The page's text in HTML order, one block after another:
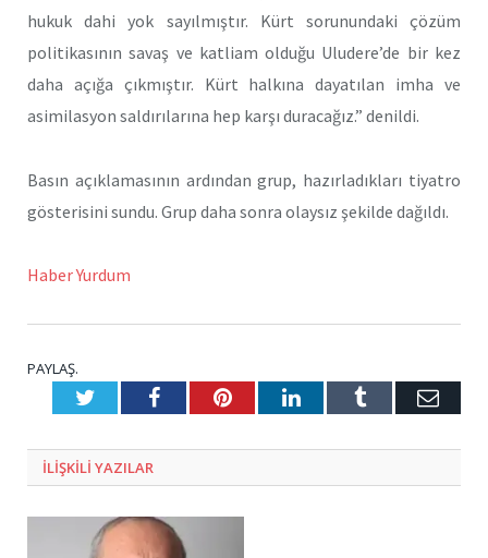
hukuk dahi yok sayılmıştır. Kürt sorunundaki çözüm
politikasının savaş ve katliam olduğu Uludere’de bir kez
daha açığa çıkmıştır. Kürt halkına dayatılan imha ve
asimilasyon saldırılarına hep karşı duracağız.” denildi.
Basın açıklamasının ardından grup, hazırladıkları tiyatro
gösterisini sundu. Grup daha sonra olaysız şekilde dağıldı.
Haber Yurdum
PAYLAŞ.
TwitterFacebookPinterestLinkedInTumblr E-
ILIŞKILI YAZILAR